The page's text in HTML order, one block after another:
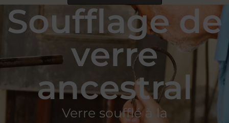
Soufflage de
verre
ancestral
Verre soufflé à la